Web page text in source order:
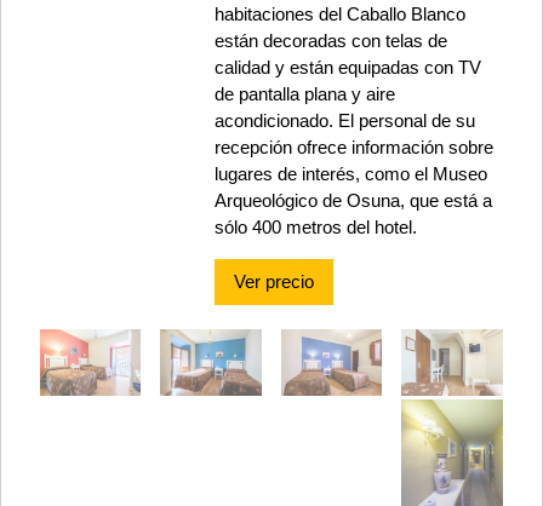
habitaciones del Caballo Blanco
están decoradas con telas de
calidad y están equipadas con TV
de pantalla plana y aire
acondicionado. El personal de su
recepción ofrece información sobre
lugares de interés, como el Museo
Arqueológico de Osuna, que está a
sólo 400 metros del hotel.
Ver precio